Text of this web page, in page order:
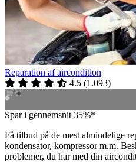
Reparation af aircondition
4.5 (1.093)
Spar i gennemsnit 35%*
Få tilbud på de mest almindelige
kondensator, kompressor m.m.
problemer, du har med din